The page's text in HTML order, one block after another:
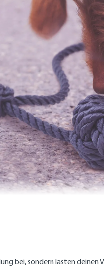
bei, sondern lasten deinen